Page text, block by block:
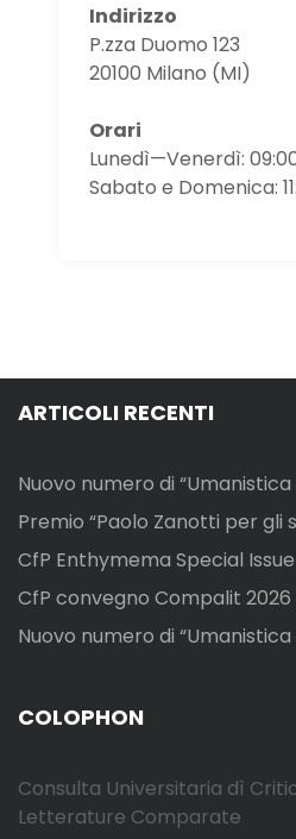
Indirizzo
P.zza Duomo 123
20100 Milano (MI)
Orari
Lunedì—Venerdì:
Sabato e Domenica:
ARTICOLI RECENTI
Nuovo numero di
Premio “Paolo Zanotti per gli
CfP Enthymema Special
CfP convegno Compalit 2026
Nuovo numero di
COLOPHON
Consulta Universitaria dì
Letterature Comparate